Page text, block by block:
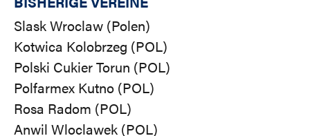
Slask Wroclaw (Polen)
Kotwica Kolobrzeg (POL)
Polski Cukier Torun (POL)
Polfarmex Kutno (POL)
Rosa Radom (POL)
Anwil Wloclawek (POL)